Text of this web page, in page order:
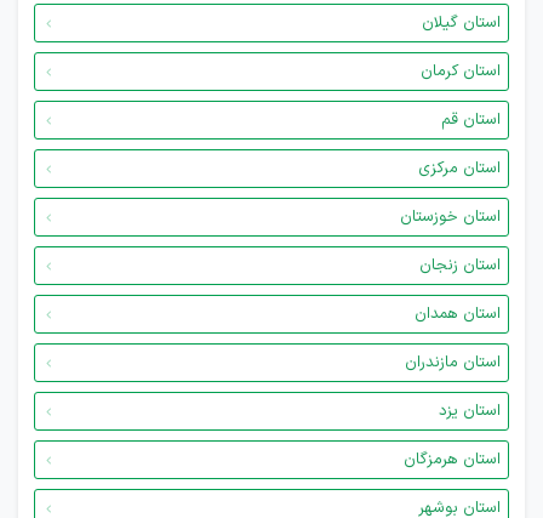
استان گیلان
استان کرمان
استان قم
استان مرکزی
استان خوزستان
استان زنجان
استان همدان
استان مازندران
استان یزد
استان هرمزگان
استان بوشهر